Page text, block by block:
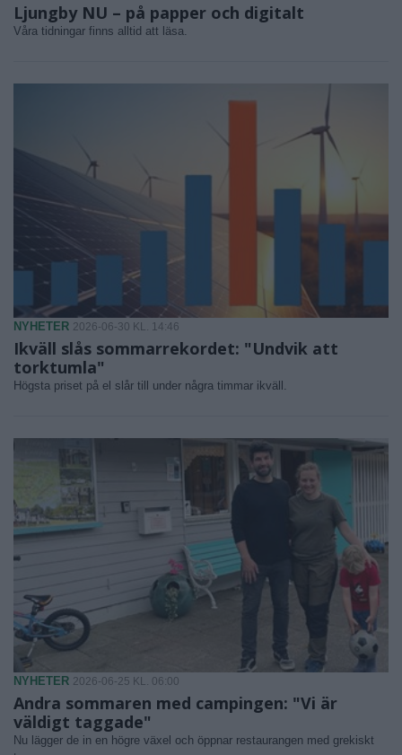
Ljungby NU – på papper och digitalt
Våra tidningar finns alltid att läsa.
NYHETER 2026-06-30 KL. 14:46
Ikväll slås sommarrekordet: "Undvik att
torktumla"
Högsta priset på el slår till under några timmar ikväll.
NYHETER 2026-06-25 KL. 06:00
Andra sommaren med campingen: "Vi är
väldigt taggade"
Nu lägger de in en högre växel och öppnar restaurangen med grekiskt